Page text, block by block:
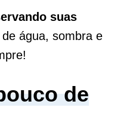
suas
de água, sombra e
de